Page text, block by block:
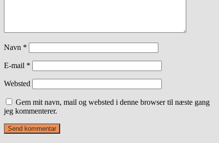
Navn *
E-mail *
Websted
Gem mit navn, mail og websted i denne browser til næste gang
jeg kommenterer.